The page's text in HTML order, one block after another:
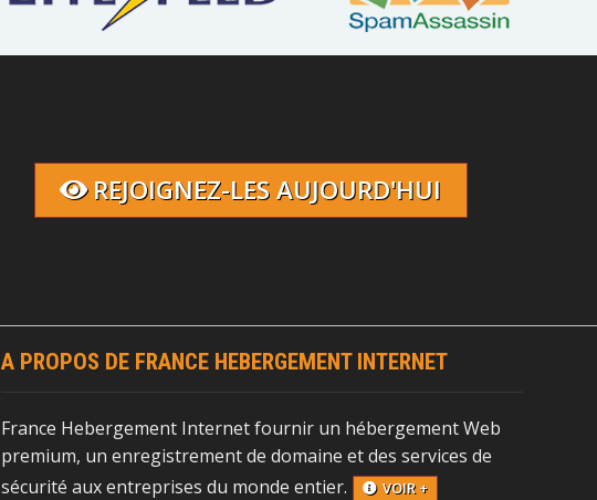
REJOIGNEZ-LES AUJOURD'HUI
A PROPOS DE FRANCE HEBERGEMENT INTERNET
France Hebergement Internet fournir un hébergement Web
premium, un enregistrement de domaine et des services de
sécurité aux entreprises du monde entier.
VOIR +